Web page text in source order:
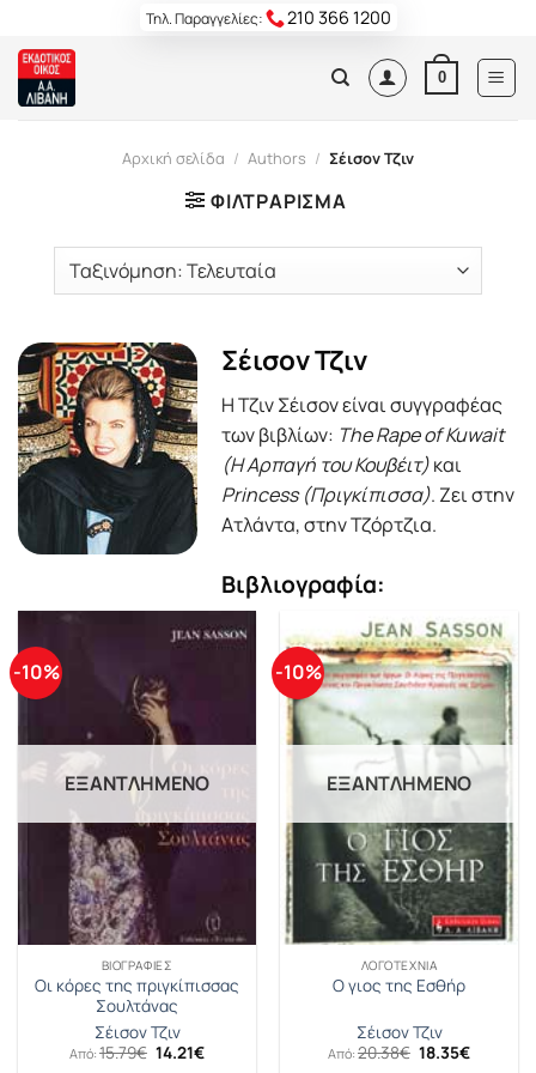
content
Τηλ. Παραγγελίες: 210 366 1200
0
Αρχική σελίδα / Authors / Σέισον Τζιν
ΦΙΛΤΡΆΡΙΣΜΑ
Σέισον Τζιν
Η Τζιν Σέισον είναι συγγραφέας
των βιβλίων: The Rape of Kuwait
(Η Αρπαγή του Κουβέιτ)και
Princess (Πριγκίπισσα). Ζει στην
Ατλάντα, στην Τζόρτζια.
Βιβλιογραφία:
-10%
ΕΞΑΝΤΛΗΜΈΝΟ
ΒΙΟΓΡΑΦΊΕΣ
Οι κόρες της πριγκίπισσας
Σουλτάνας
Σέισον Τζιν
Από: 15.79€ Original
14.21€Η
-10%
ΕΞΑΝΤΛΗΜΈΝΟ
ΛΟΓΟΤΕΧΝΊΑ
Ο γιος της Εσθήρ
Σέισον Τζιν
Από: 20.38€ Original
price
18.35€Η